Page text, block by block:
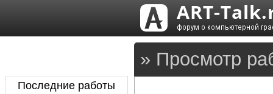
» Просмотр
Последние работы